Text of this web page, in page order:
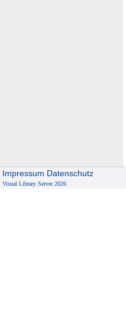
Impressum Datenschutz
Visual Library Server 2026